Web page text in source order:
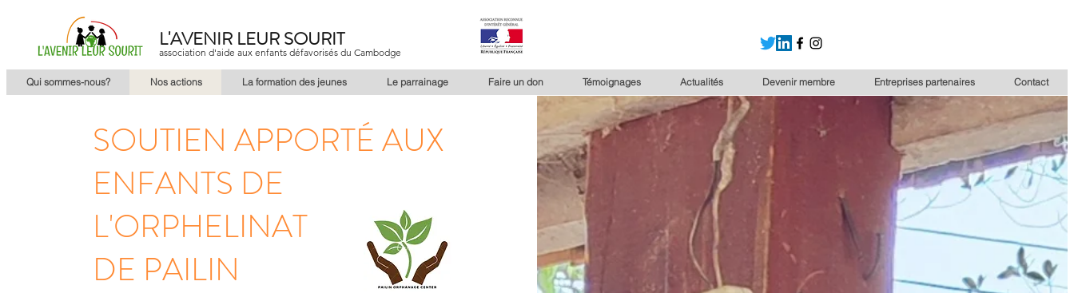
L'AVENIR LEUR SOURIT
association d'aide aux enfants défavorisés du Cambodge
Qui sommes-nous? Nos actions La formation des jeunes Le parrainage Faire un don Témoignages Actualités Devenir membre Entreprises partenaires Contact
SOUTIEN APPORTÉ AUX
ENFANTS DE
L'ORPHELINAT
DE PAILIN